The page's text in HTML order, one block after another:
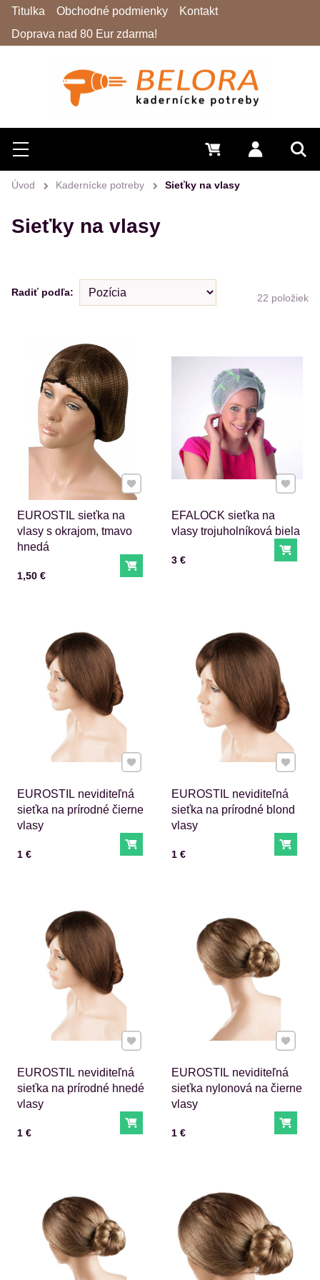
Hľadať
Menu Prihlásiť
0 €
Titulka Obchodné podmienky
Kontakt
Doprava nad 80 Eur zdarma!
Úvod Kadernícke potreby Sieťky na vlasy
Sieťky na vlasy
Radiť podľa: 22 položiek
EUROSTIL sieťka na
vlasy s okrajom, tmavo
hnedá
Cena s DPH
1,50 € Do košíka
Pridať k Obľúbeným
EFALOCK sieťka na
vlasy trojuholníková biela
Cena s DPH
3 € Do
Pridať k
EUROSTIL neviditeľná
sieťka na prírodné čierne
vlasy
Cena s DPH
1 € Do košíka
Pridať k Obľúbeným
EUROSTIL neviditeľná
sieťka na prírodné blond
vlasy
Cena s DPH
1 € Do
Pridať k
EUROSTIL neviditeľná
sieťka na prírodné hnedé
vlasy
Cena s DPH
1 € Do košíka
Pridať k Obľúbeným
EUROSTIL neviditeľná
sieťka nylonová na čierne
vlasy
Cena s DPH
1 € Do
Pridať k